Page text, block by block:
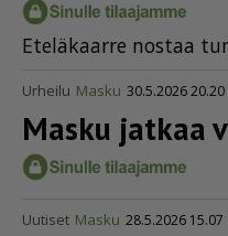
Ete­lä­kaar­re nos­taa
Urheilu Masku 30.5.2026 20.20
Masku jatkaa
Uutiset Masku 28.5.2026 15.07